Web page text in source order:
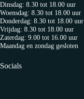
Dinsdag: 8.30 tot 18.00 uur
Woensdag: 8.30 tot 18.00 uur
Donderdag: 8.30 tot 18.00 uur
Vrijdag: 8.30 tot 18.00 uur
Zaterdag: 9.00 tot 16.00 uur
Maandag en zondag gesloten
Socials